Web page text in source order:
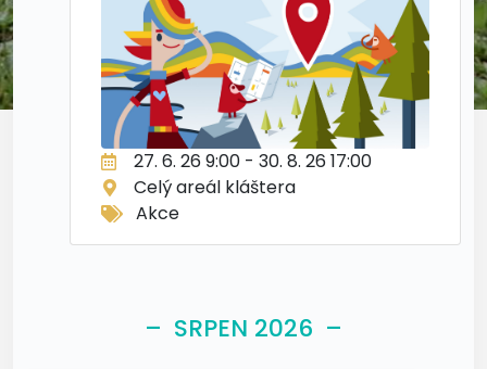
27. 6. 26 9:00 - 30. 8. 26 17:00
Celý areál kláštera
Akce
– SRPEN 2026 –